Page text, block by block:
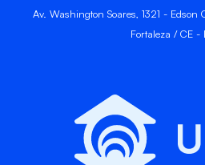
Av. Washington Soares, 1321 -
Fortaleza / CE -